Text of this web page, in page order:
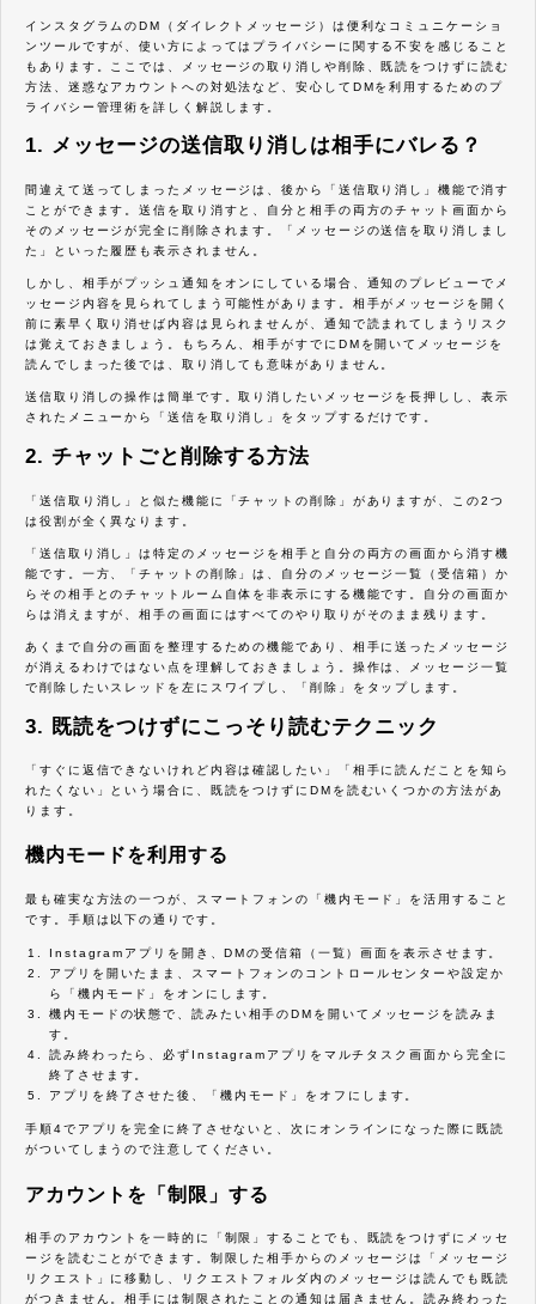
インスタグラムのDM（ダイレクトメッセージ）は便利なコミュニケーショ
ンツールですが、使い方によってはプライバシーに関する不安を感じること
もあります。ここでは、メッセージの取り消しや削除、既読をつけずに読む
方法、迷惑なアカウントへの対処法など、安心してDMを利用するためのプ
ライバシー管理術を詳しく解説します。
1. メッセージの送信取り消しは相手にバレる？
間違えて送ってしまったメッセージは、後から「送信取り消し」機能で消す
ことができます。送信を取り消すと、自分と相手の両方のチャット画面から
そのメッセージが完全に削除されます。「メッセージの送信を取り消しまし
た」といった履歴も表示されません。
しかし、相手がプッシュ通知をオンにしている場合、通知のプレビューでメ
ッセージ内容を見られてしまう可能性があります。相手がメッセージを開く
前に素早く取り消せば内容は見られませんが、通知で読まれてしまうリスク
は覚えておきましょう。もちろん、相手がすでにDMを開いてメッセージを
読んでしまった後では、取り消しても意味がありません。
送信取り消しの操作は簡単です。取り消したいメッセージを長押しし、表示
されたメニューから「送信を取り消し」をタップするだけです。
2. チャットごと削除する方法
「送信取り消し」と似た機能に「チャットの削除」がありますが、この2つ
は役割が全く異なります。
「送信取り消し」は特定のメッセージを相手と自分の両方の画面から消す機
能です。一方、「チャットの削除」は、自分のメッセージ一覧（受信箱）か
らその相手とのチャットルーム自体を非表示にする機能です。自分の画面か
らは消えますが、相手の画面にはすべてのやり取りがそのまま残ります。
あくまで自分の画面を整理するための機能であり、相手に送ったメッセージ
が消えるわけではない点を理解しておきましょう。操作は、メッセージ一覧
で削除したいスレッドを左にスワイプし、「削除」をタップします。
3. 既読をつけずにこっそり読むテクニック
「すぐに返信できないけれど内容は確認したい」「相手に読んだことを知ら
れたくない」という場合に、既読をつけずにDMを読むいくつかの方法があ
ります。
機内モードを利用する
最も確実な方法の一つが、スマートフォンの「機内モード」を活用すること
です。手順は以下の通りです。
Instagramアプリを開き、DMの受信箱（一覧）画面を表示させます。
アプリを開いたまま、スマートフォンのコントロールセンターや設定か
ら「機内モード」をオンにします。
機内モードの状態で、読みたい相手のDMを開いてメッセージを読みま
す。
読み終わったら、必ずInstagramアプリをマルチタスク画面から完全に
終了させます。
アプリを終了させた後、「機内モード」をオフにします。
手順4でアプリを完全に終了させないと、次にオンラインになった際に既読
がついてしまうので注意してください。
アカウントを「制限」する
相手のアカウントを一時的に「制限」することでも、既読をつけずにメッセ
ージを読むことができます。制限した相手からのメッセージは「メッセージ
リクエスト」に移動し、リクエストフォルダ内のメッセージは読んでも既読
がつきません。相手には制限されたことの通知は届きません。読み終わった